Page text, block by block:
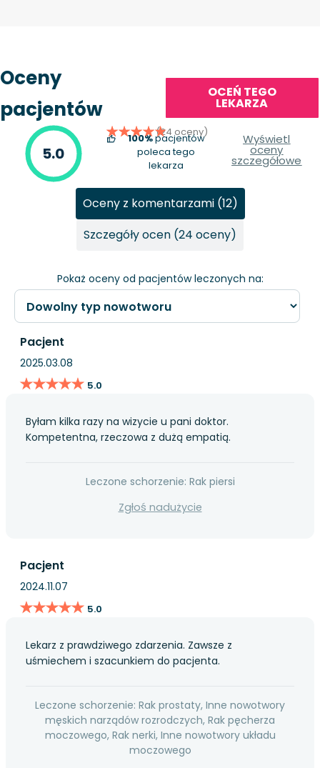
Oceny
pacjentów
OCEŃ TEGO
LEKARZA
5.0
(24 oceny)
100%pacjentów
poleca tego
lekarza
Wyświetl
oceny
szczegółowe
Pokaż oceny od pacjentów leczonych na:
Oceny z komentarzami (12)
Szczegóły ocen (24 oceny)
Pacjent
2025.03.08
★★★★★
★★★★★ 5.0
Byłam kilka razy na wizycie u pani doktor.
Kompetentna, rzeczowa z dużą empatią.
Leczone schorzenie: Rak piersi
Zgłoś nadużycie
Pacjent
2024.11.07
★★★★★
★★★★★ 5.0
Lekarz z prawdziwego zdarzenia. Zawsze z
uśmiechem i szacunkiem do pacjenta.
Leczone schorzenie: Rak prostaty, Inne nowotwory
męskich narządów rozrodczych, Rak pęcherza
moczowego, Rak nerki, Inne nowotwory układu
moczowego